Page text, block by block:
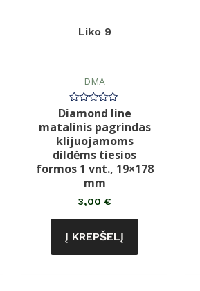
Liko 9
DMA
Įvertinimas:
0
5
Diamond line
matalinis pagrindas
klijuojamoms
dildėms tiesios
formos 1 vnt., 19×178
mm
3,00€
Į KREPŠELĮ